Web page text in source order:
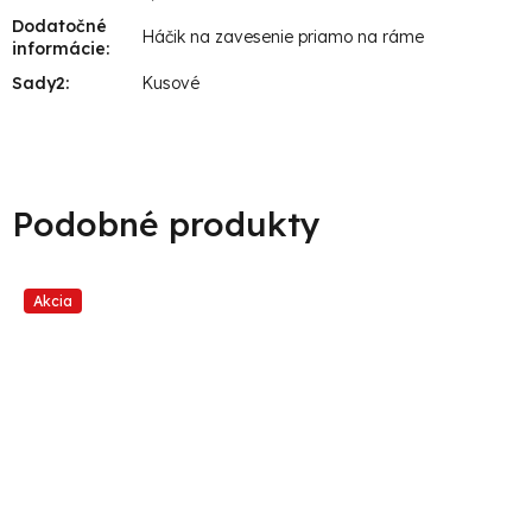
Dodatočné
informácie:
Háčik na zavesenie priamo na ráme
Sady2: Kusové
Akcia